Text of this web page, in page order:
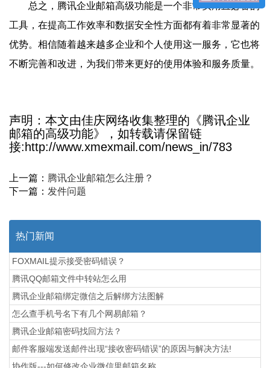
总之，腾讯企业邮箱高级功能是一个非常实用且必备的
工具，在提高工作效率和数据安全性方面都有着非常显著的
优势。相信随着越来越多企业和个人使用这一服务，它也将
不断完善和改进，为我们带来更好的使用体验和服务质量。
声明：本文由佳庆网络收集整理的《腾讯企业
邮箱的高级功能》，如转载请保留链
接:http://www.xmexmail.com/news_in/783
上一篇： 腾讯企业邮箱怎么注册？
下一篇： 发件问题
热门新闻
FOXMAIL提示接受密码错误？
腾讯QQ邮箱文件中转站怎么用
腾讯企业邮箱绑定微信之后解绑方法图解
怎么查手机号名下有几个网易邮箱？
腾讯企业邮箱密码找回方法？
邮件客服端发送邮件出现“接收密码错误”的原因与解决方法!